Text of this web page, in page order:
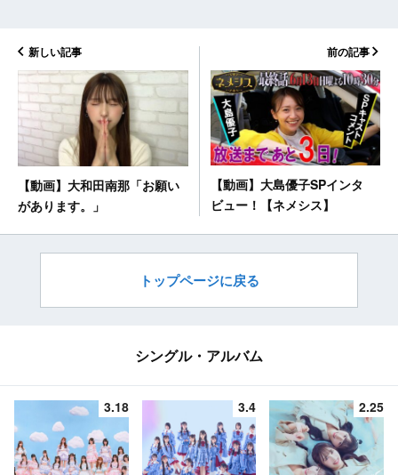
新しい記事
【動画】大和田南那「お願い
があります。」
前の記事
【動画】大島優子SPインタ
ビュー！【ネメシス】
トップページに戻る
シングル・アルバム
3.18 3.4 2.25